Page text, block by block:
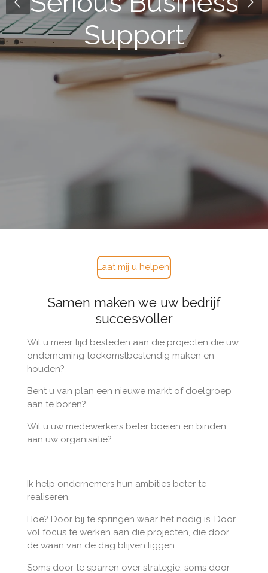
Support
Laat mij u helpen!
Samen maken we uw bedrijf
succesvoller
Wil u meer tijd besteden aan die projecten die uw
onderneming toekomstbestendig maken en
houden?
Bent u van plan een nieuwe markt of doelgroep
aan te boren?
Wil u uw medewerkers beter boeien en binden
aan uw organisatie?
Ik help ondernemers hun ambities beter te
realiseren.
Hoe? Door bij te springen waar het nodig is. Door
vol focus te werken aan die projecten, die door
de waan van de dag blijven liggen.
Soms door te sparren over strategie, soms door